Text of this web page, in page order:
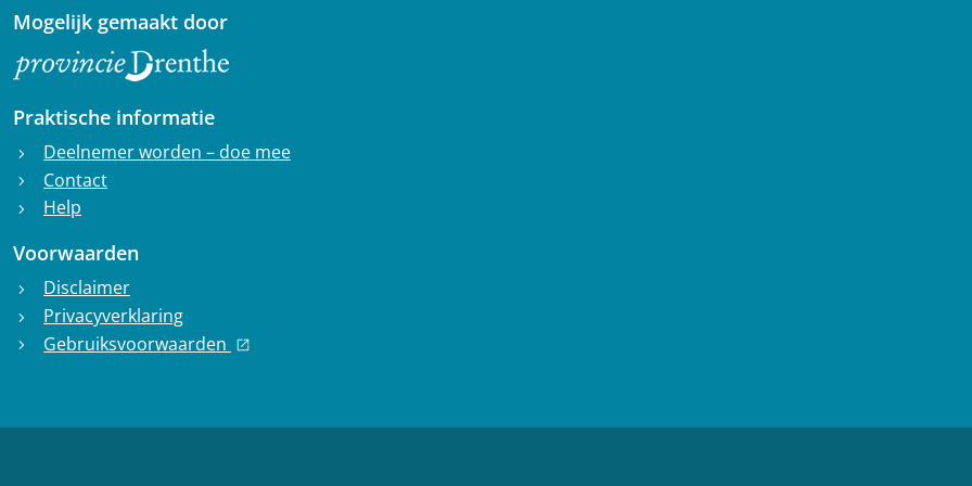
Mogelijk gemaakt door
Praktische informatie
chevron_right Deelnemer worden – doe mee
chevron_right Contact
chevron_right Help
Voorwaarden
chevron_right Disclaimer
chevron_right Privacyverklaring
chevron_right Gebruiksvoorwaarden open_in_new